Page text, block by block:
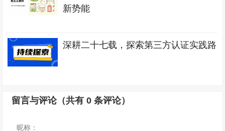
新势能
深耕二十七载，探索第三方认证实践路
留言与评论（共有0 条评论）
昵称：